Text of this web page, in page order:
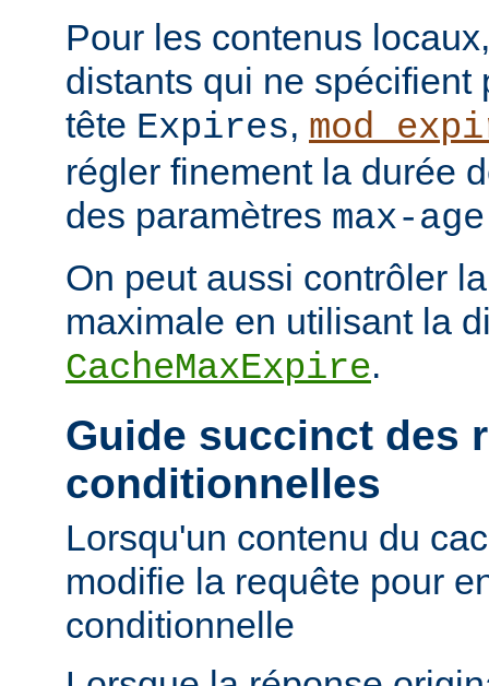
Pour les contenus
distants qui ne spécifient
tête Expires,
régler finement la durée
des paramètres max-age
On peut aussi contrôler
maximale en utilisant la
CacheMaxExpire.
Guide succinct des
conditionnelles
Lorsqu'un contenu du
modifie la requête pour
conditionnelle